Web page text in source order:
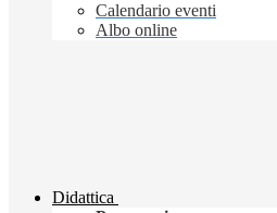
Calendario eventi
Albo online
Didattica